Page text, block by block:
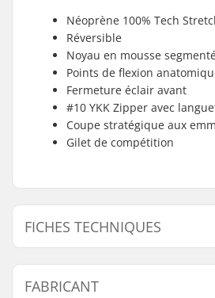
Néoprène 100% Tech
Réversible
Noyau en mousse
Points de flexion
Fermeture éclair avant
#10 YKK Zipper avec
Coupe stratégique aux
Gilet de compétition
FICHES TECHNIQUES
Matériau :
Caractéristiques
FABRICANT